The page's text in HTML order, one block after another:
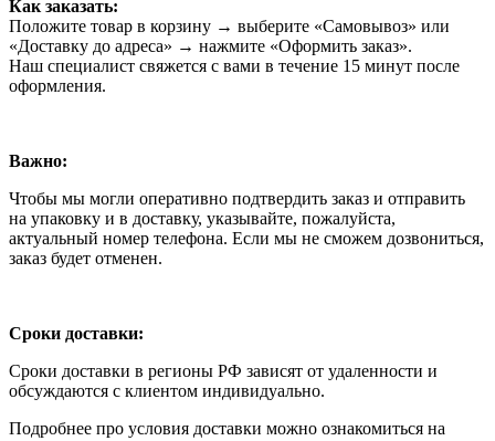
Как заказать:
Положите товар в корзину → выберите «Самовывоз» или
«Доставку до адреса» → нажмите «Оформить заказ».
Наш специалист свяжется с вами в течение 15 минут после
оформления.
Важно:
Чтобы мы могли оперативно подтвердить заказ и отправить
на упаковку и в доставку, указывайте, пожалуйста,
актуальный номер телефона. Если мы не сможем дозвониться,
заказ будет отменен.
Сроки доставки:
Сроки доставки в регионы РФ зависят от удаленности и
обсуждаются с клиентом индивидуально.
Подробнее про условия доставки можно ознакомиться на